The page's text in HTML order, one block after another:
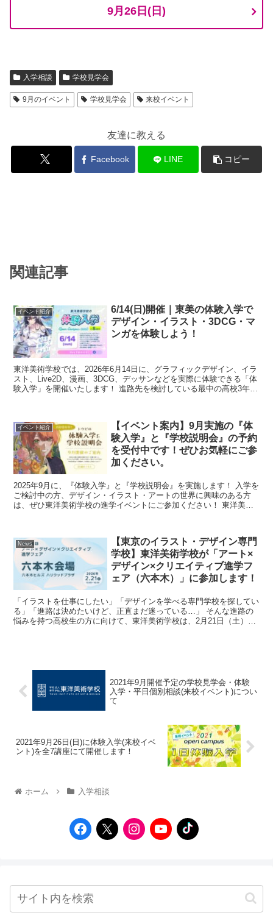
9月26日(日)
入学相談 学校見学会
9月のイベント 学校見学会 来校イベント
友達に教える
Facebook LINE コピー
関連記事
イベント紹介
6/14(日)開催｜東美の体験入学で
デザイン・イラスト・3DCG・マ
ンガを体験しよう！
東洋美術学校では、2026年6月14日に、グラフィックデザイン、イラ
スト、Live2D、漫画、3DCG、デッサンなどを実際に体験できる「体
験入学」を開催いたします！ 進路先を検討している最中の高校3年生
イベント紹介
【イベント案内】9月実施の『体
験入学』と『学校説明会』の予約
を受付中です！ぜひお気軽にご参
加ください。
2025年9月に、『体験入学』と『学校説明会』を実施します！ 入学を
ご検討中の方、デザイン・イラスト・アートの世界に興味のある方
は、ぜひ東洋美術学校の進学イベントにご参加ください！ 東洋美術
News
【東京のイラスト・デザイン専門
学校】東洋美術学校が「アート×
デザイン×クリエイティブ進学フ
ェア（六本木）」に参加します！
「イラストを仕事にしたい」「デザインを学べる専門学校を探してい
る」「進路は決めたいけど、正直まだ迷っている…」 そんな進路の
悩みを持つ高校生の方に向けて、東洋美術学校は、2月21日（土）開
2021年9月開催予定の学校見学会・体験
入学・平日個別相談(来校イベント)につい
て
2021年9月26日(日)に体験入学(来校イベ
ント)を全7講座にて開催します！
ホーム 入学相談